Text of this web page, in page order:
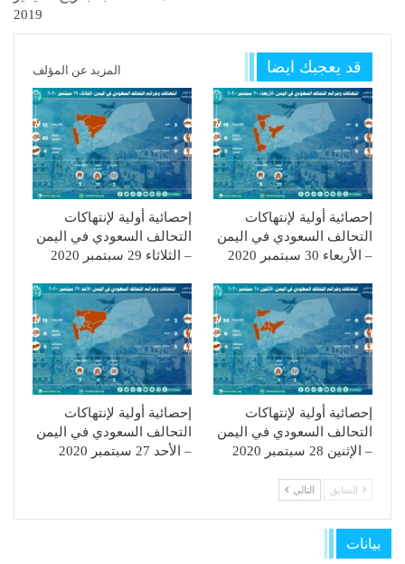
2019
قد يعجبك ايضا المزيد عن المؤلف
إحصائية أولية لإنتهاكات
التحالف السعودي في اليمن
– الأربعاء 30 سبتمبر 2020
إحصائية أولية لإنتهاكات
التحالف السعودي في اليمن
– الثلاثاء 29 سبتمبر 2020
إحصائية أولية لإنتهاكات
التحالف السعودي في اليمن
– الإثنين 28 سبتمبر 2020
إحصائية أولية لإنتهاكات
التحالف السعودي في اليمن
– الأحد 27 سبتمبر 2020
السابق التالي
بيانات